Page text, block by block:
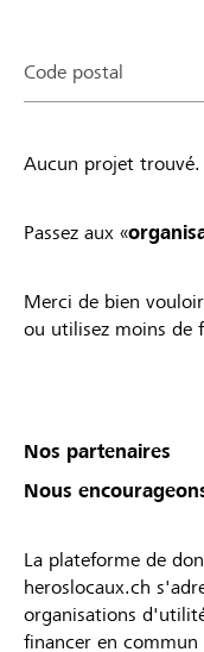
Code postal
Aucun projet trouvé.
Passez aux «
Merci de bien
ou utilisez moins de
Nos partenaires
Nous
La plateforme de
heroslocaux.ch
organisations
financer en commun